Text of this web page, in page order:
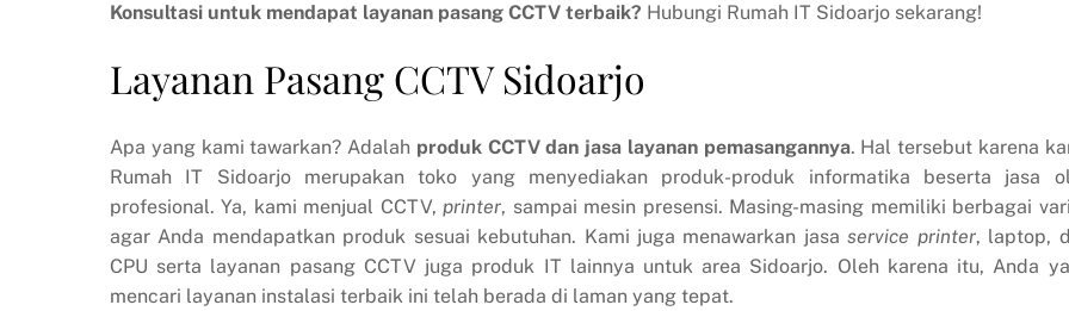
Konsultasi untuk mendapat layanan pasang CCTV terbaik? Hubungi Rumah IT Sidoarjo sekarang!
Layanan Pasang CCTV Sidoarjo
Apa yang kami tawarkan? Adalah produk CCTV dan jasa layanan pemasangannya. Hal tersebut karena
Rumah IT Sidoarjo merupakan toko yang menyediakan produk-produk informatika beserta jasa
profesional. Ya, kami menjual CCTV, printer, sampai mesin presensi. Masing-masing memiliki berbagai
agar Anda mendapatkan produk sesuai kebutuhan. Kami juga menawarkan jasaservice printer, laptop,
CPU serta layanan pasang CCTV juga produk IT lainnya untuk area Sidoarjo. Oleh karena itu, Anda
mencari layanan instalasi terbaik ini telah berada di laman yang tepat.